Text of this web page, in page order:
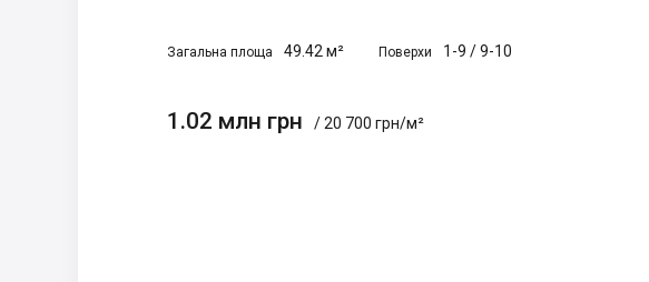
Загальна площа 49.42 м² Поверхи 1-9 /9-10
1.02 млн грн / 20 700 грн/м²